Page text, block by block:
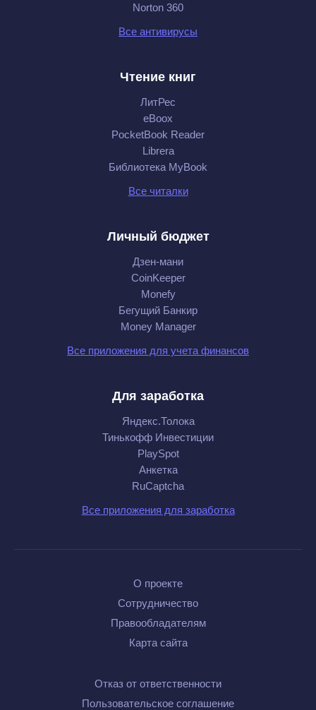
Norton 360
Все антивирусы
Чтение книг
ЛитРес
eBoox
PocketBook Reader
Librera
Библиотека MyBook
Все читалки
Личный бюджет
Дзен-мани
CoinKeeper
Monefy
Бегущий Банкир
Money Manager
Все приложения для учета финансов
Для заработка
Яндекс.Толока
Тинькофф Инвестиции
PlaySpot
Анкетка
RuCaptcha
Все приложения для заработка
О проекте
Сотрудничество
Правообладателям
Карта сайта
Отказ от ответственности
Пользовательское соглашение